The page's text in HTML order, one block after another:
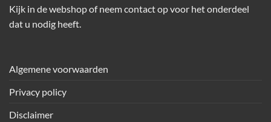
Kijk in de webshop of neem contact op voor het onderdeel
dat u nodig heeft.
Algemene voorwaarden
Privacy policy
Disclaimer